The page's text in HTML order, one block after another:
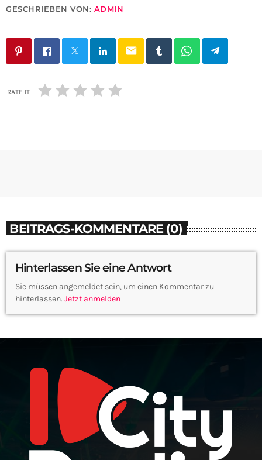
GESCHRIEBEN VON: ADMIN
email
RATE IT
BEITRAGS-KOMMENTARE (0)
Hinterlassen Sie eine Antwort
Sie müssen angemeldet sein, um einen Kommentar zu
hinterlassen. Jetzt anmelden